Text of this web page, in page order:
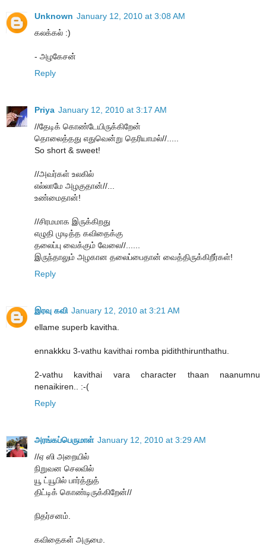
Unknown January 12, 2010 at 3:08 AM
கலக்கல் :)
- அழகேசன்
Reply
Priya January 12, 2010 at 3:17 AM
//தேடிக் கொண்டேயிருக்கிறேன்
தொலைத்தது எதுவென்று தெரியாமல்//.....
So short & sweet!
//அவர்கள் உலகில்
எல்லாமே அழகுதான்//...
உண்மைதான்!
//சிரமமாக இருக்கிறது
எழுதி முடித்த கவிதைக்கு
தலைப்பு வைக்கும் வேலை//......
இருந்தாலும் அழகான தலைப்பைதான் வைத்திருக்கிறீர்கள்!
Reply
இரவு கவி January 12, 2010 at 3:21 AM
ellame superb kavitha.
ennakkku 3-vathu kavithai romba pidiththirunthathu.
2-vathu kavithai vara character thaan naanumnu
nenaikiren.. :-(
Reply
அரங்கப்பெருமாள் January 12, 2010 at 3:29 AM
//ஏ ஸி அறையில்
நிறுவன செலவில்
யூ ட்யூபில் பார்த்துத்
திட்டிக் கொண்டிருக்கிறேன்//
நிதர்சனம்.
கவிதைகள் அருமை.